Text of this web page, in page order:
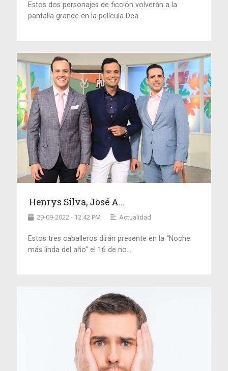
Estos dos personajes de ficción volverán a la
pantalla grande en la película Dea...
Henrys Silva, José A...
29-09-2022 - 12:42 PM Actualidad
Estos tres caballeros dirán presente en la "Noche
más linda del año" el 16 de no...